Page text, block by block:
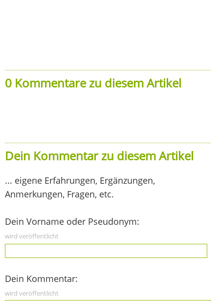
0 Kommentare zu diesem Artikel
Dein Kommentar zu diesem Artikel
... eigene Erfahrungen, Ergänzungen,
Anmerkungen, Fragen, etc.
Dein Vorname oder Pseudonym:
wird veröffentlicht
Dein Kommentar:
wird veröffentlicht